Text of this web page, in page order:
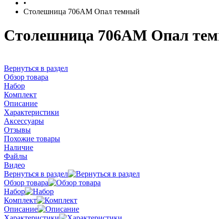
•
Столешница 706АМ Опал темный
Столешница 706АМ Опал
Вернуться в раздел
Обзор товара
Набор
Комплект
Описание
Характеристики
Аксессуары
Отзывы
Похожие товары
Наличие
Файлы
Видео
Вернуться в раздел
Обзор товара
Набор
Комплект
Описание